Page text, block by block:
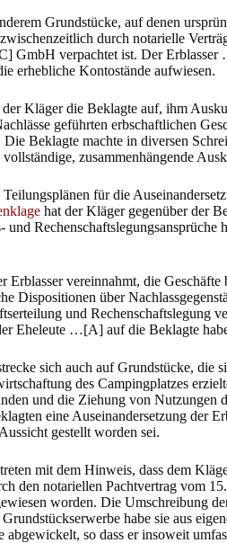
Grundstücke, auf denen
durch notarielle
GmbH verpachtet ist. Der
erhebliche Kontostände aufwiesen.
Kläger die Beklagte auf, ihm
geführten erbschaftlichen
Beklagte machte in diversen
zusammenhängende
für die
hat der Kläger gegenüber der
und Rechenschaftslegungsansprüche
Erblasser vereinnahmt, die Geschäfte
Dispositionen über
und Rechenschaftslegung
Eheleute …[A] auf die Beklagte
sich auch auf Grundstücke, die
des Campingplatzes
und die Ziehung von Nutzungen
eine Auseinandersetzung der
gestellt worden sei.
mit dem Hinweis, dass dem
den notariellen Pachtvertrag vom
worden. Die Umschreibung
habe sie aus
so dass er insoweit